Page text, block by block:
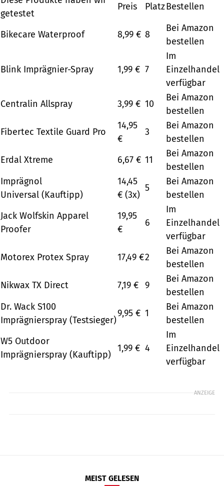
getestet
Preis PlatzBestellen
Bikecare Waterproof 8,99 € 8
Bei Amazon
bestellen
Blink Imprägnier-Spray 1,99 € 7
Im
Einzelhandel
verfügbar
Centralin Allspray
3,99 € 10
Bei Amazon
bestellen
Fibertec Textile Guard Pro
14,95
€
3
Bei Amazon
bestellen
Erdal Xtreme
6,67 € 11
Bei Amazon
bestellen
Imprägnol
Universal (Kauftipp)
14,45
€ (3x)
5
Bei Amazon
bestellen
Jack Wolfskin Apparel
Proofer
19,95
€
6
Im
Einzelhandel
verfügbar
Motorex Protex Spray
17,49 €2
Bei Amazon
bestellen
Nikwax TX Direct
7,19 € 9
Bei Amazon
bestellen
Dr. Wack S100
Imprägnierspray (Testsieger)
9,95 € 1
Bei Amazon
bestellen
W5 Outdoor
Imprägnierspray (Kauftipp)
1,99 € 4
Im
Einzelhandel
verfügbar
ANZEIGE
MEIST GELESEN